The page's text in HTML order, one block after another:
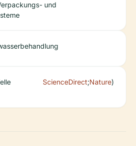
und
ScienceDirect;Nature)